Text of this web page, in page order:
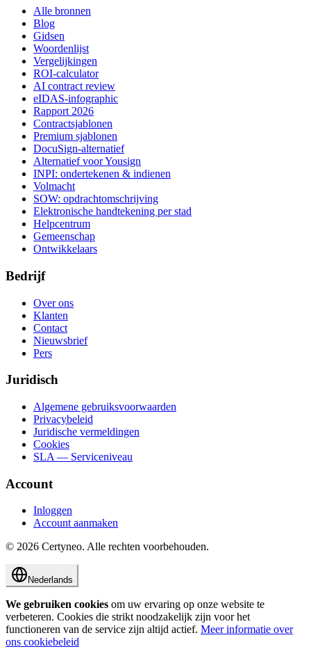
Alle bronnen
Blog
Gidsen
Woordenlijst
Vergelijkingen
ROI-calculator
AI contract review
eIDAS-infographic
Rapport 2026
Contractsjablonen
Premium sjablonen
DocuSign-alternatief
Alternatief voor Yousign
INPI: ondertekenen & indienen
Volmacht
SOW: opdrachtomschrijving
Elektronische handtekening per stad
Helpcentrum
Gemeenschap
Ontwikkelaars
Bedrijf
Over ons
Klanten
Contact
Nieuwsbrief
Pers
Juridisch
Algemene gebruiksvoorwaarden
Privacybeleid
Juridische vermeldingen
Cookies
SLA — Serviceniveau
Account
Inloggen
Account aanmaken
© 2026 Certyneo. Alle rechten voorbehouden.
Nederlands
We gebruiken cookies om uw ervaring op onze website te
verbeteren. Cookies die strikt noodzakelijk zijn voor het
functioneren van de service zijn altijd actief. Meer informatie over
ons cookiebeleid